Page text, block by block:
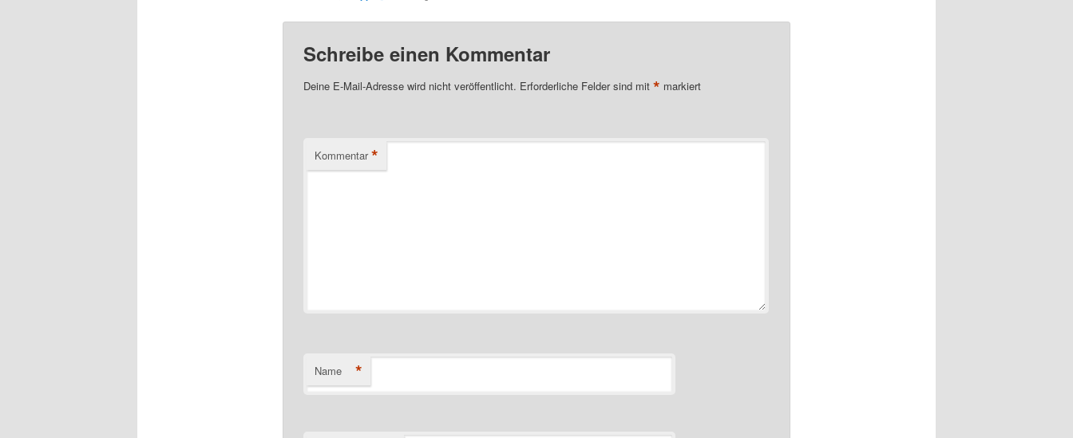
Schreibe einen Kommentar
Deine E-Mail-Adresse wird nicht veröffentlicht. Erforderliche Felder sind mit * markiert
Kommentar *
Name *